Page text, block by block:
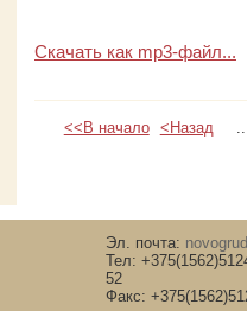
Скачать как mp3-файл...
<<В начало <Назад
Эл. почта:
Тел:
52
Факс: